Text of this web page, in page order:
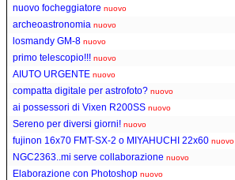
nuovo focheggiatore nuovo
archeoastronomia nuovo
losmandy GM-8 nuovo
primo telescopio!!! nuovo
AIUTO URGENTE nuovo
compatta digitale per astrofoto? nuovo
ai possessori di Vixen R200SS nuovo
Sereno per diversi giorni! nuovo
fujinon 16x70 FMT-SX-2 o MIYAHUCHI 22x60 nuovo
NGC2363..mi serve collaborazione nuovo
Elaborazione con Photoshop nuovo